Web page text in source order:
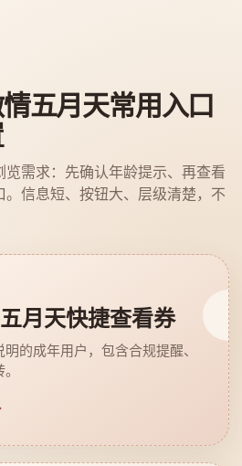
五月天常用入口
需求：先确认年龄提示、再查看
信息短、按钮大、层级清楚，不
月天快捷查看券
的成年用户，包含合规提醒、